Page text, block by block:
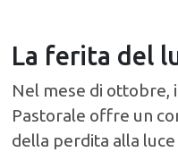
La ferita del
Nel mese di ottobre,
Pastorale offre un
della perdita alla